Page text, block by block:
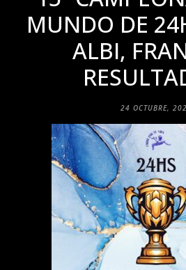
MUNDO DE
ALBI,
24 OCTUBRE,